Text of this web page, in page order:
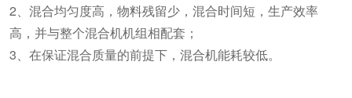
2、混合均匀度高，物料残留少，混合时间短，生产效率
高，并与整个混合机机组相配套；
3、在保证混合质量的前提下，混合机能耗较低。